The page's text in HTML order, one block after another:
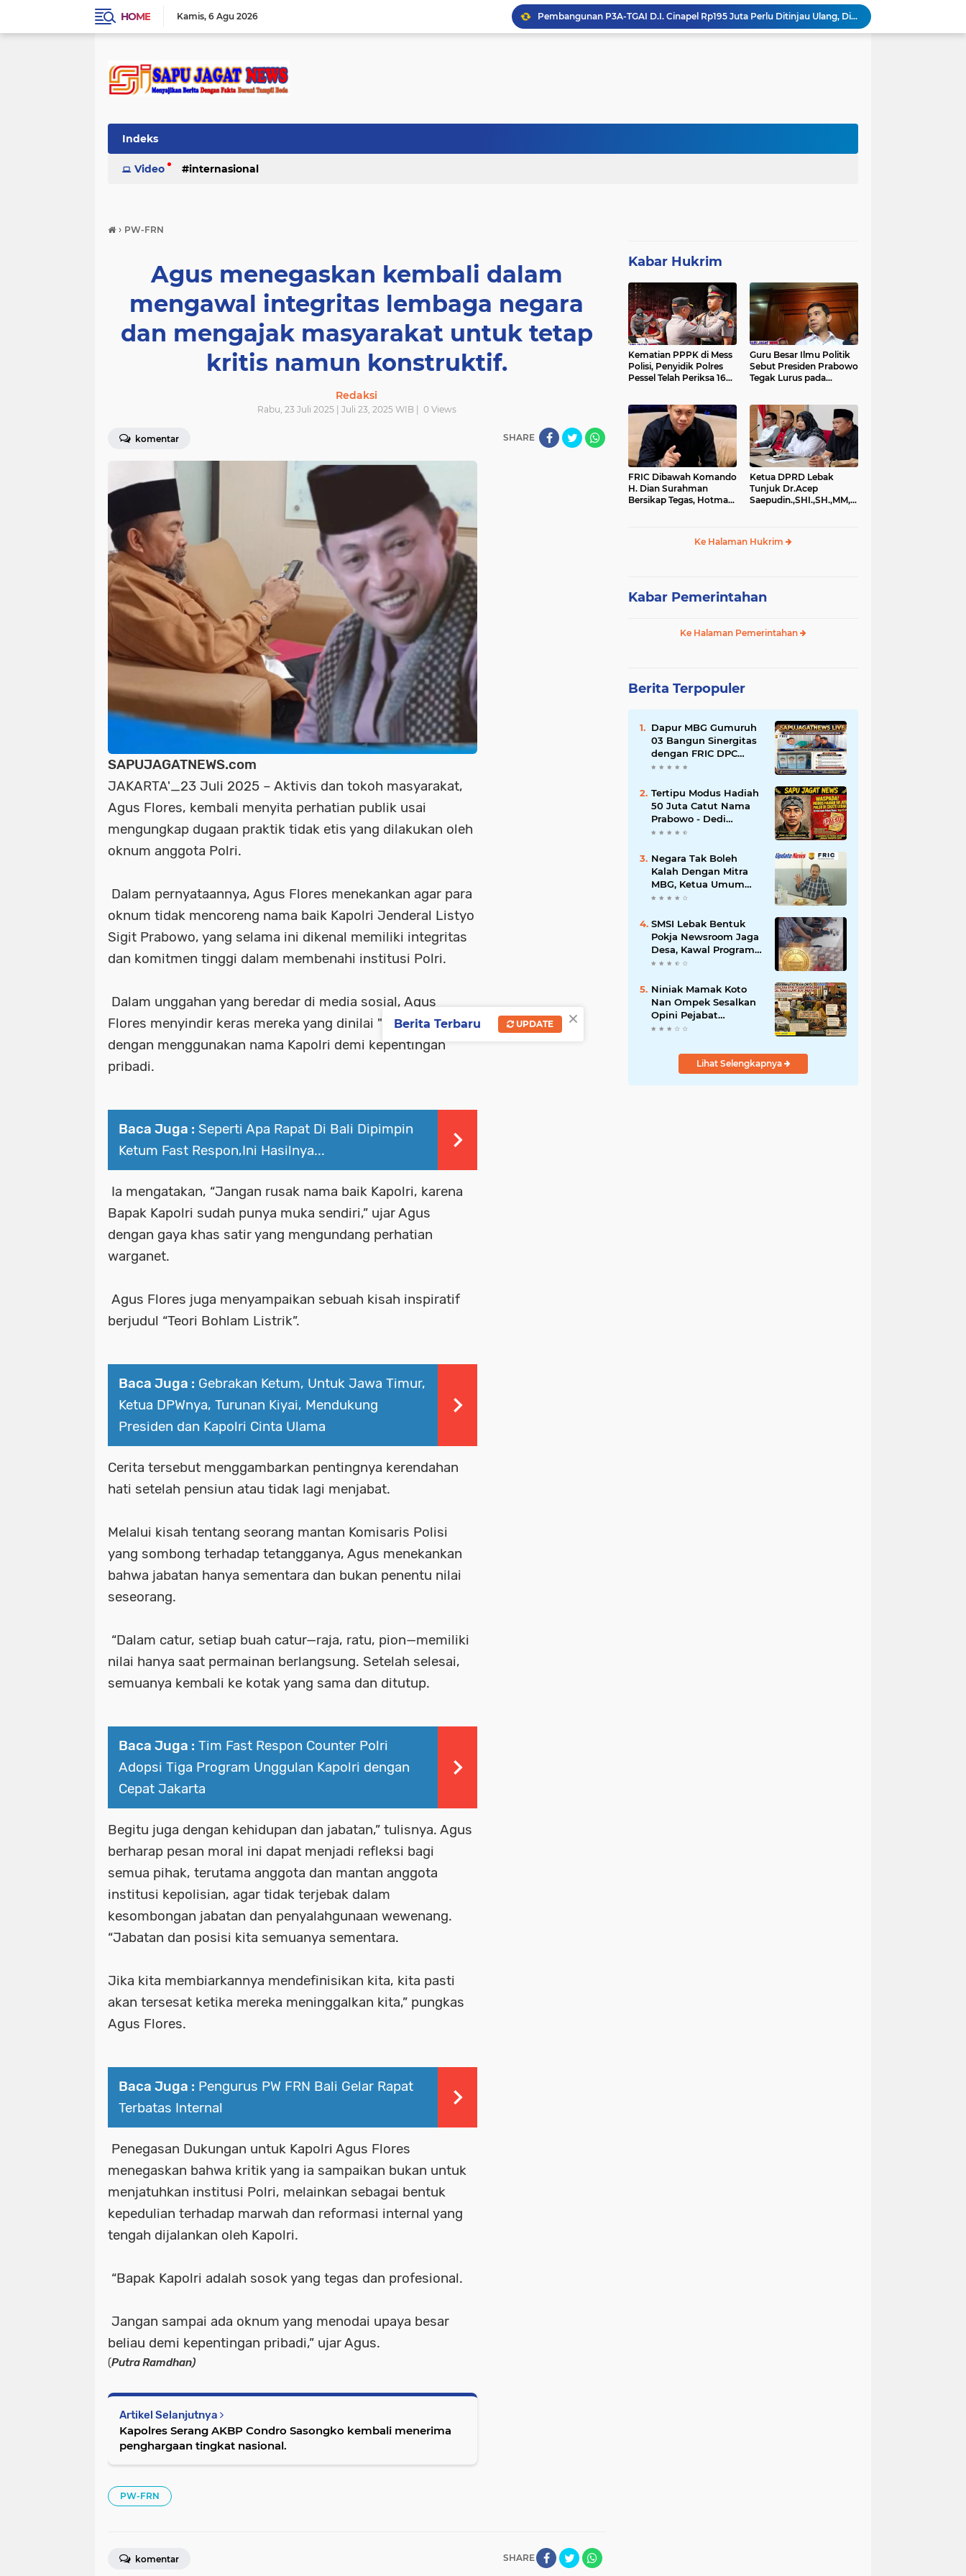
HOME Kamis 6 Agu 2026
Polemik UHC di PKM Pemandegan Lebak Terjawab: Ini Beda UHC dan Kapitasi Serta Aturan Status Aktif Versi BPJS
Sebanyak 27 Dapur MBG di Banten Masih di-Suspend BGN
Pembangunan P3A-TGAI D.I. Cinapel Rp195 Juta Perlu Ditinjau Ulang, Diduga Anggaran Dikorupsi Sehingga Kurang Spek - Pondasi Asal Jadi
Indeks
Video internasional
› PW-FRN
Agus menegaskan kembali dalam
mengawal integritas lembaga negara
dan mengajak masyarakat untuk tetap
kritis namun konstruktif.
Redaksi
Rabu, 23 Juli 2025 | Juli 23, 2025 WIB | 0Views
komentar SHARE
SAPUJAGATNEWS.com
JAKARTA'_23 Juli 2025 – Aktivis dan tokoh masyarakat,
Agus Flores, kembali menyita perhatian publik usai
mengungkap dugaan praktik tidak etis yang dilakukan oleh
oknum anggota Polri.
Dalam pernyataannya, Agus Flores menekankan agar para
oknum tidak mencoreng nama baik Kapolri Jenderal Listyo
Sigit Prabowo, yang selama ini dikenal memiliki integritas
dan komitmen tinggi dalam membenahi institusi Polri.
Dalam unggahan yang beredar di media sosial, Agus
Flores menyindir keras mereka yang dinilai "cari muka"
dengan menggunakan nama Kapolri demi kepentingan
pribadi.
Baca Juga : Seperti Apa Rapat Di Bali Dipimpin
Ketum Fast Respon,Ini Hasilnya...
Ia mengatakan, “Jangan rusak nama baik Kapolri, karena
Bapak Kapolri sudah punya muka sendiri,” ujar Agus
dengan gaya khas satir yang mengundang perhatian
warganet.
Agus Flores juga menyampaikan sebuah kisah inspiratif
berjudul “Teori Bohlam Listrik”.
Baca Juga : Gebrakan Ketum, Untuk Jawa Timur,
Ketua DPWnya, Turunan Kiyai, Mendukung
Presiden dan Kapolri Cinta Ulama
Cerita tersebut menggambarkan pentingnya kerendahan
hati setelah pensiun atau tidak lagi menjabat.
Melalui kisah tentang seorang mantan Komisaris Polisi
yang sombong terhadap tetangganya, Agus menekankan
bahwa jabatan hanya sementara dan bukan penentu nilai
seseorang.
“Dalam catur, setiap buah catur—raja, ratu, pion—memiliki
nilai hanya saat permainan berlangsung. Setelah selesai,
semuanya kembali ke kotak yang sama dan ditutup.
Baca Juga : Tim Fast Respon Counter Polri
Adopsi Tiga Program Unggulan Kapolri dengan
Cepat Jakarta
Begitu juga dengan kehidupan dan jabatan,” tulisnya. Agus
berharap pesan moral ini dapat menjadi refleksi bagi
semua pihak, terutama anggota dan mantan anggota
institusi kepolisian, agar tidak terjebak dalam
kesombongan jabatan dan penyalahgunaan wewenang.
“Jabatan dan posisi kita semuanya sementara.
Jika kita membiarkannya mendefinisikan kita, kita pasti
akan tersesat ketika mereka meninggalkan kita,” pungkas
Agus Flores.
Baca Juga : Pengurus PW FRN Bali Gelar Rapat
Terbatas Internal
Penegasan Dukungan untuk Kapolri Agus Flores
menegaskan bahwa kritik yang ia sampaikan bukan untuk
menjatuhkan institusi Polri, melainkan sebagai bentuk
kepedulian terhadap marwah dan reformasi internal yang
tengah dijalankan oleh Kapolri.
“Bapak Kapolri adalah sosok yang tegas dan profesional.
Jangan sampai ada oknum yang menodai upaya besar
beliau demi kepentingan pribadi,” ujar Agus.
(Putra Ramdhan)
Artikel Selanjutnya
Kapolres Serang AKBP Condro Sasongko kembali menerima
penghargaan tingkat nasional.
PW-FRN
SHARE
komentar
Kabar Hukrim
Kematian PPPK di Mess
Polisi, Penyidik Polres
Pessel Telah Periksa 16
Guru Besar Ilmu Politik
Sebut Presiden Prabowo
Tegak Lurus pada
Hukum
FRIC Dibawah Komando
H. Dian Surahman
Bersikap Tegas, Hotman
Merendahkan Wartawan
Ketua DPRD Lebak
Tunjuk Dr.Acep
Saepudin.,SHI.,SH.,MM,MSi.,Sebagai
Ke Halaman Hukrim
Kabar Pemerintahan
Ke Halaman Pemerintahan
Berita Terpopuler
Dapur MBG Gumuruh
03 Bangun Sinergitas
dengan FRIC DPC
Kabupaten Lebak,
SOP BGN Pusat
Tertipu Modus Hadiah
50 Juta Catut Nama
Prabowo - Dedi
Mulyadi, Pasutri di
Lebak Rugi Rp 12 Juta
Lebih
Negara Tak Boleh
Kalah Dengan Mitra
MBG, Ketua Umum
APKLI-P: Silahkan
Kantin Sekolah
SMSI Lebak Bentuk
Pokja Newsroom Jaga
Desa, Kawal Program
Desa Agar Bisa Maju
Niniak Mamak Koto
Nan Ompek Sesalkan
Opini Pejabat
Payakumbuh Soal
Jabatan
Lihat Selengkapnya
×
Berita Terbaru UPDATE